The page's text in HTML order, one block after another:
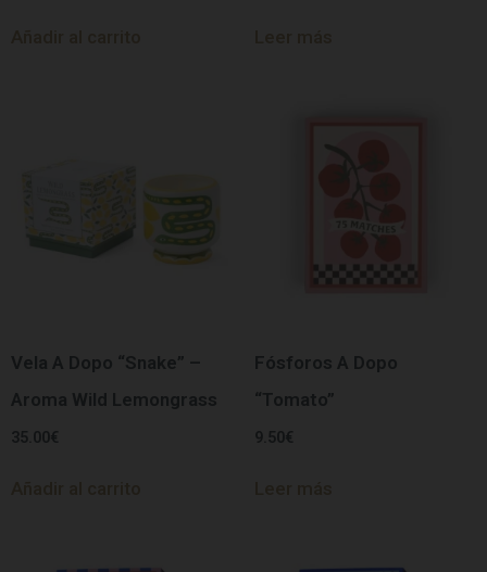
Vela A Dopo “Snake” –
Aroma Wild Lemongrass
35.00€
Fósforos A Dopo
“Tomato”
9.50€